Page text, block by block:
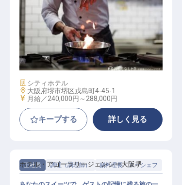
洋食調理スタッフ【ホテル アゴーラ
リージェンシー 大阪堺】
施設業態
シティホテル
勤務地
大阪府堺市堺区戎島町4-45-1
給与
月給／240,000円～ 288,000円
キープする 詳しく見る
正社員 調理（調理師） 副料理長・スーシェフ
ホテル・アゴーラリージェンシー大阪堺